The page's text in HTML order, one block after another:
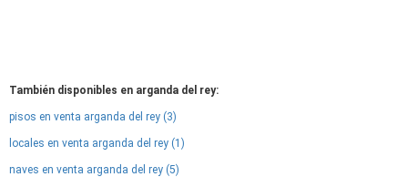
También disponibles en arganda del rey:
pisos en venta arganda del rey (3)
locales en venta arganda del rey (1)
naves en venta arganda del rey (5)